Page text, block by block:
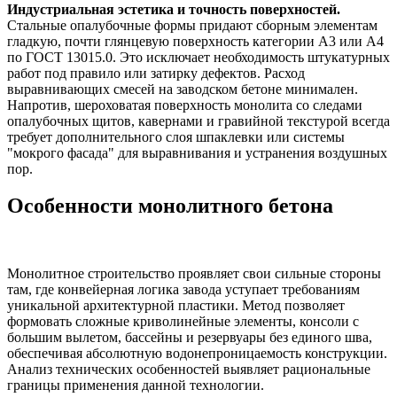
Индустриальная эстетика и точность поверхностей.
Стальные опалубочные формы придают сборным элементам
гладкую, почти глянцевую поверхность категории А3 или А4
по ГОСТ 13015.0. Это исключает необходимость штукатурных
работ под правило или затирку дефектов. Расход
выравнивающих смесей на заводском бетоне минимален.
Напротив, шероховатая поверхность монолита со следами
опалубочных щитов, кавернами и гравийной текстурой всегда
требует дополнительного слоя шпаклевки или системы
"мокрого фасада" для выравнивания и устранения воздушных
пор.
Особенности монолитного бетона
Монолитное строительство проявляет свои сильные стороны
там, где конвейерная логика завода уступает требованиям
уникальной архитектурной пластики. Метод позволяет
формовать сложные криволинейные элементы, консоли с
большим вылетом, бассейны и резервуары без единого шва,
обеспечивая абсолютную водонепроницаемость конструкции.
Анализ технических особенностей выявляет рациональные
границы применения данной технологии.